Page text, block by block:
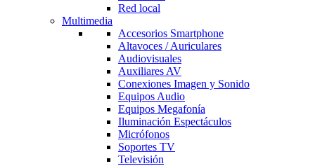
Red local
Multimedia
Accesorios Smartphone
Altavoces / Auriculares
Audiovisuales
Auxiliares AV
Conexiones Imagen y Sonido
Equipos Audio
Equipos Megafonía
Iluminación Espectáculos
Micrófonos
Soportes TV
Televisión